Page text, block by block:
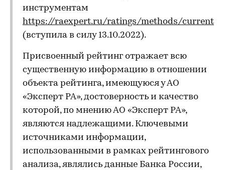
инструментам
https://raexpert.ru/ratings/methods/current
(вступила в силу 13.10.2022).
Присвоенный рейтинг отражает всю
существенную информацию в отношении
объекта рейтинга, имеющуюся у АО
«Эксперт РА», достоверность и качество
которой, по мнению АО «Эксперт РА»,
являются надлежащими. Ключевыми
источниками информации,
использованными в рамках рейтингового
анализа, являлись данные Банка России,